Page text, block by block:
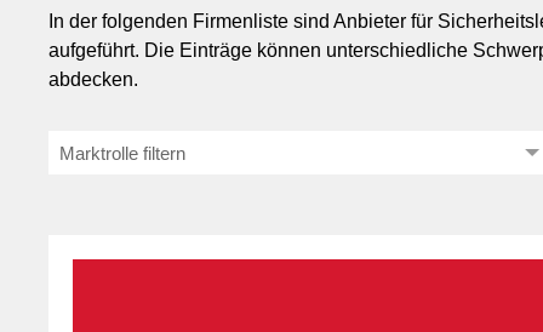
In der folgenden Firmenliste sind Anbieter für
aufgeführt. Die Einträge können unterschiedliche
abdecken.
Marktrolle filtern